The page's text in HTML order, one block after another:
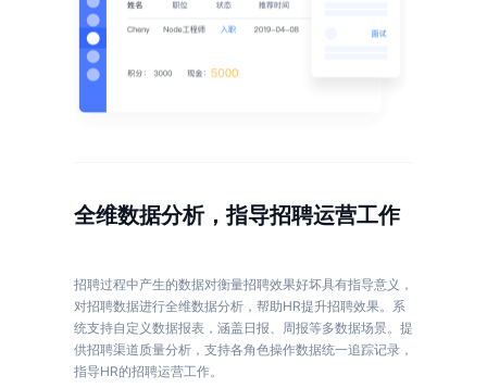
全维数据分析，指导招聘运营工作
招聘过程中产生的数据对衡量招聘效果好坏具有指导意义，
对招聘数据进行全维数据分析，帮助HR提升招聘效果。系
统支持自定义数据报表，涵盖日报、周报等多数据场景。提
供招聘渠道质量分析，支持各角色操作数据统一追踪记录，